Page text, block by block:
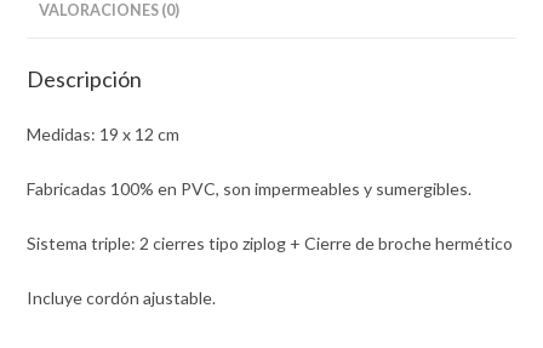
VALORACIONES (0)
Descripción
Medidas: 19 x 12 cm
Fabricadas 100% en PVC, son impermeables y sumergibles.
Sistema triple: 2 cierres tipo ziplog + Cierre de broche hermético
Incluye cordón ajustable.